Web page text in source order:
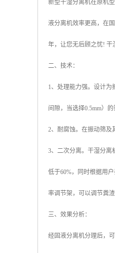
新型干湿分离机在原机
液分离机效率更高，在
年，让您无后顾之忧! 干
二、技术：
1、处理能力强。设计
间隙，当选择0.5mm）
2、耐腐蚀。在振动筛及
3、二次分离。干湿分离
低于60%，同时根据用
率调节架，可以调节粪
三、效果分析：
经固液分离机分理后，